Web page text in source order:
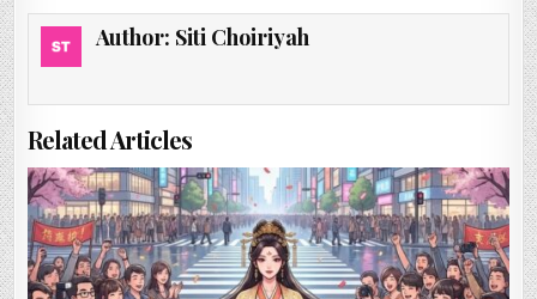
Author: Siti Choiriyah
Related Articles